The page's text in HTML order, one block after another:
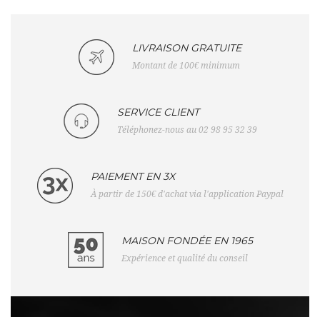
LIVRAISON GRATUITE
Montant de 100€ minimum
SERVICE CLIENT
Téléphonez-nous au 02 98 95 32 39
PAIEMENT EN 3X
À partir de 150€ d'achat via l'application Paypal
MAISON FONDÉE EN 1965
Expérience et qualité du conseil